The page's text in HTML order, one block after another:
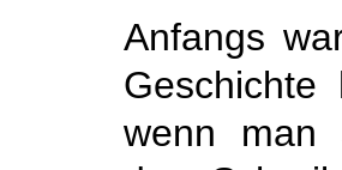
Anfangs
wenn man